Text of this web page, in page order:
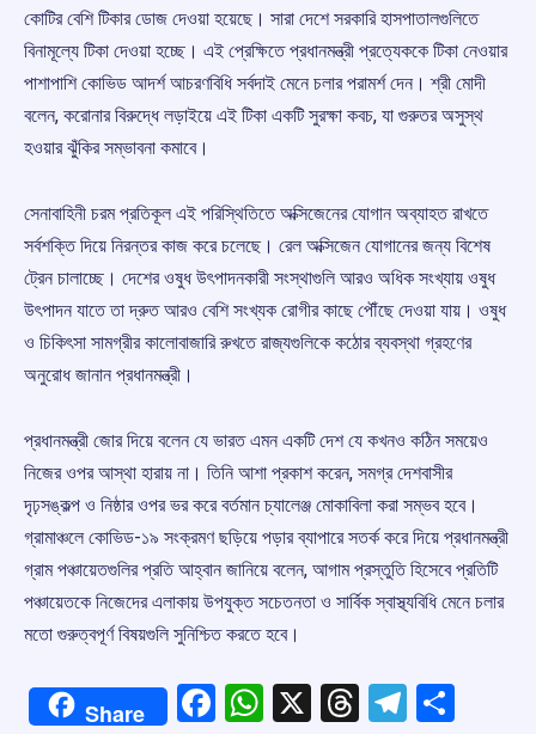
কোটির বেশি টিকার ডোজ দেওয়া হয়েছে। সারা দেশে সরকারি হাসপাতালগুলিতে
বিনামূল্যে টিকা দেওয়া হচ্ছে। এই প্রেক্ষিতে প্রধানমন্ত্রী প্রত্যেককে টিকা নেওয়ার
পাশাপাশি কোভিড আদর্শ আচরণবিধি সর্বদাই মেনে চলার পরামর্শ দেন। শ্রী মোদী
বলেন, করোনার বিরুদ্ধে লড়াইয়ে এই টিকা একটি সুরক্ষা কবচ, যা গুরুতর অসুস্থ
হওয়ার ঝুঁকির সম্ভাবনা কমাবে।
সেনাবাহিনী চরম প্রতিকূল এই পরিস্থিতিতে অক্সিজেনের যোগান অব্যাহত রাখতে
সর্বশক্তি দিয়ে নিরন্তর কাজ করে চলেছে। রেল অক্সিজেন যোগানের জন্য বিশেষ
ট্রেন চালাচ্ছে। দেশের ওষুধ উৎপাদনকারী সংস্থাগুলি আরও অধিক সংখ্যায় ওষুধ
উৎপাদন যাতে তা দ্রুত আরও বেশি সংখ্যক রোগীর কাছে পৌঁছে দেওয়া যায়। ওষুধ
ও চিকিৎসা সামগ্রীর কালোবাজারি রুখতে রাজ্যগুলিকে কঠোর ব্যবস্থা গ্রহণের
অনুরোধ জানান প্রধানমন্ত্রী।
প্রধানমন্ত্রী জোর দিয়ে বলেন যে ভারত এমন একটি দেশ যে কখনও কঠিন সময়েও
নিজের ওপর আস্থা হারায় না। তিনি আশা প্রকাশ করেন, সমগ্র দেশবাসীর
দৃঢ়সঙ্কল্প ও নিষ্ঠার ওপর ভর করে বর্তমান চ্যালেঞ্জ মোকাবিলা করা সম্ভব হবে।
গ্রামাঞ্চলে কোভিড-১৯ সংক্রমণ ছড়িয়ে পড়ার ব্যাপারে সতর্ক করে দিয়ে প্রধানমন্ত্রী
গ্রাম পঞ্চায়েতগুলির প্রতি আহ্বান জানিয়ে বলেন, আগাম প্রস্তুতি হিসেবে প্রতিটি
পঞ্চায়েতকে নিজেদের এলাকায় উপযুক্ত সচেতনতা ও সার্বিক স্বাস্থ্যবিধি মেনে চলার
মতো গুরুত্বপূর্ণ বিষয়গুলি সুনিশ্চিত করতে হবে।
Share Facebook
WhatsApp
X Threads